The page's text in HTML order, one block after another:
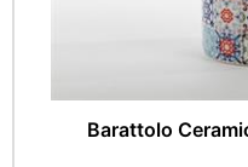
Barattolo